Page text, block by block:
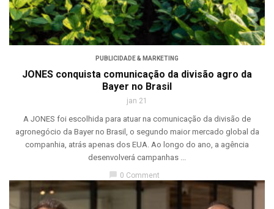
PUBLICIDADE & MARKETING
JONES conquista comunicação da divisão agro da
Bayer no Brasil
jan 21
A JONES foi escolhida para atuar na comunicação da divisão de
agronegócio da Bayer no Brasil, o segundo maior mercado global da
companhia, atrás apenas dos EUA. Ao longo do ano, a agência
desenvolverá campanhas ...
0 Comment